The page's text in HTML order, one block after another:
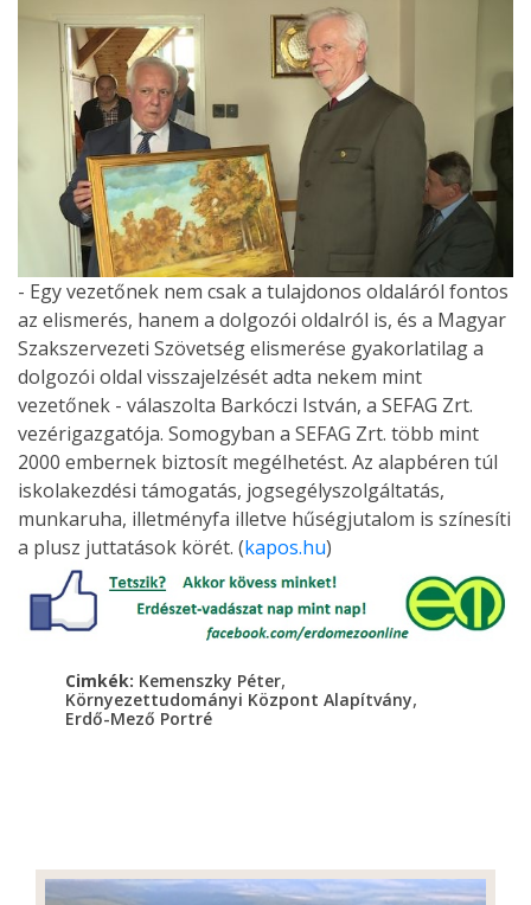
- Egy vezetőnek nem csak a tulajdonos oldaláról fontos
az elismerés, hanem a dolgozói oldalról is, és a Magyar
Szakszervezeti Szövetség elismerése gyakorlatilag a
dolgozói oldal visszajelzését adta nekem mint
vezetőnek - válaszolta Barkóczi István, a SEFAG Zrt.
vezérigazgatója. Somogyban a SEFAG Zrt. több mint
2000 embernek biztosít megélhetést. Az alapbéren túl
iskolakezdési támogatás, jogsegélyszolgáltatás,
munkaruha, illetményfa illetve hűségjutalom is színesíti
a plusz juttatások körét. (kapos.hu)
Cimkék: Kemenszky Péter,
Környezettudományi Központ Alapítvány,
Erdő-Mező Portré